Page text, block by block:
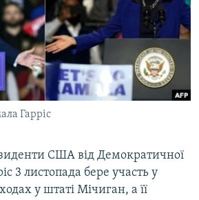
Гарріс
США від Демократичної
3 листопада бере участь у
у штаті Мічиган, а її